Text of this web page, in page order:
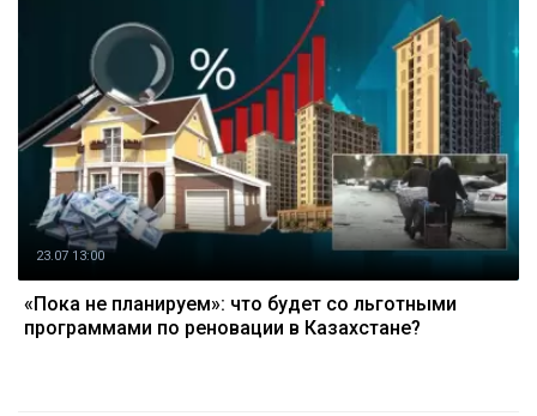
23.07 13:00
«Пока не планируем»: что будет со льготными
программами по реновации в Казахстане?